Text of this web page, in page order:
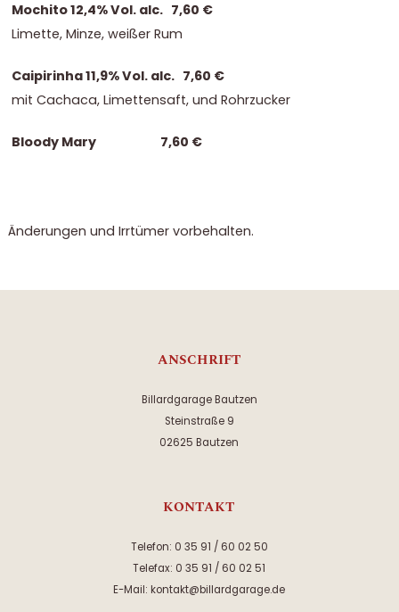
Mochito 12,4% Vol. alc. 7,60 €
Limette, Minze, weißer Rum
Caipirinha 11,9% Vol. alc. 7,60 €
mit Cachaca, Limettensaft, und Rohrzucker
Bloody Mary 7,60 €
Änderungen und Irrtümer vorbehalten.
ANSCHRIFT
Billardgarage Bautzen
Steinstraße 9
02625 Bautzen
KONTAKT
Telefon: 0 35 91 / 60 02 50
Telefax: 0 35 91 / 60 02 51
E-Mail: kontakt@billardgarage.de